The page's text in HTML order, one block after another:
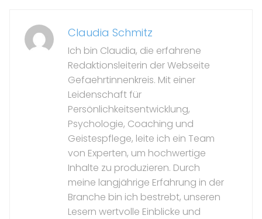
Claudia Schmitz
Ich bin Claudia, die erfahrene
Redaktionsleiterin der Webseite
Gefaehrtinnenkreis. Mit einer
Leidenschaft für
Persönlichkeitsentwicklung,
Psychologie, Coaching und
Geistespflege, leite ich ein Team
von Experten, um hochwertige
Inhalte zu produzieren. Durch
meine langjährige Erfahrung in der
Branche bin ich bestrebt, unseren
Lesern wertvolle Einblicke und